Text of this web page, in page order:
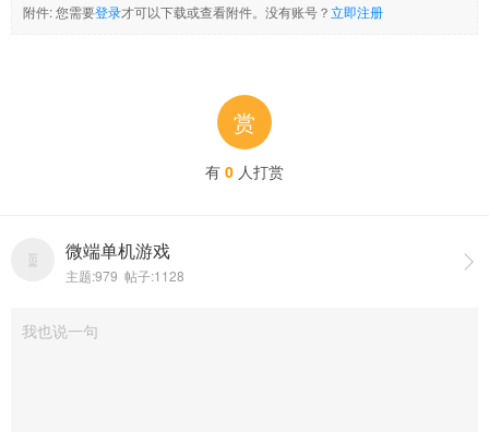
附件:您需要登录才可以下载或查看附件。没有账号？立即注册
赏
有 0 人打赏

微端单机游戏
主题:979 帖子:1128